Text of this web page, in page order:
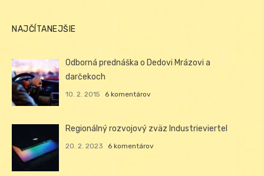
NAJČÍTANEJŠIE
Odborná prednáška o Dedovi Mrázovi a
darčekoch
10. 2. 2015 6 komentárov
Regionálný rozvojový zväz Industrieviertel
20. 2. 2023 6 komentárov